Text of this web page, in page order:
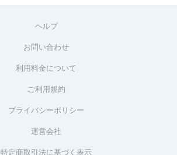
ヘルプ
お問い合わせ
利用料金について
ご利用規約
プライバシーポリシー
運営会社
特定商取引法に基づく表示